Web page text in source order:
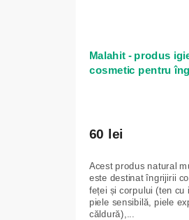
Malahit - produs
cosmetic pentru
60 lei
Acest produs natural
este destinat îngrijirii
feței și corpului (ten cu
piele sensibilă, piele
căldură),...